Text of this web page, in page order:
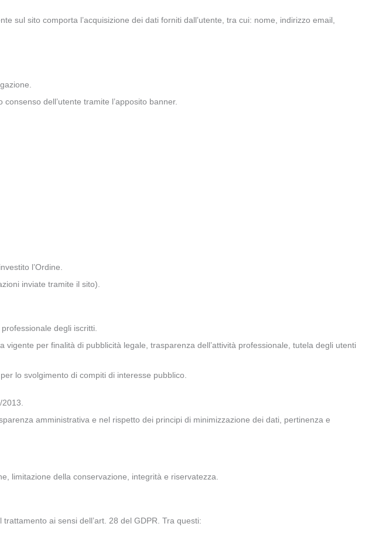
sul sito comporta l’acquisizione dei dati forniti dall’utente, tra cui: nome, indirizzo email,
dell’utente tramite l’apposito banner.
l’Ordine.
inviate tramite il sito).
degli iscritti.
per finalità di pubblicità legale, trasparenza dell’attività professionale, tutela degli utenti
lo svolgimento di compiti di interesse pubblico.
amministrativa e nel rispetto dei principi di minimizzazione dei dati, pertinenza e
limitazione della conservazione, integrità e riservatezza.
ai sensi dell’art. 28 del GDPR. Tra questi: